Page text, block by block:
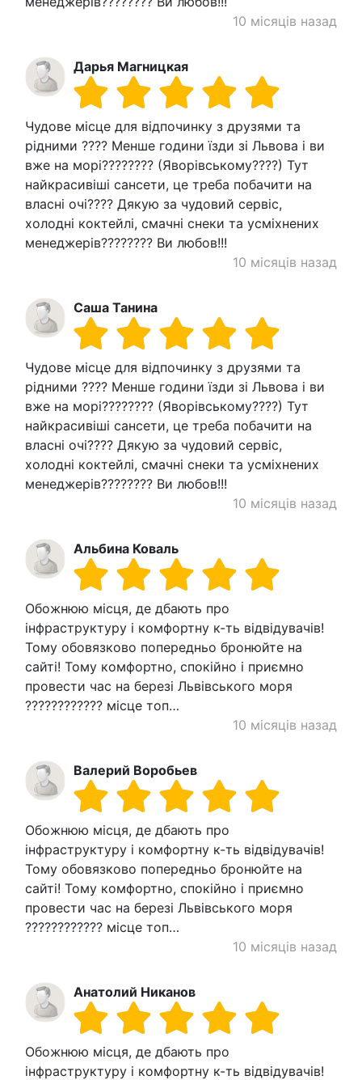
10 місяців назад
Дарья Магницкая
Чудове місце для відпочинку з друзями та
рідними ???? Менше години їзди зі Львова і ви
вже на морі???????? (Яворівському????) Тут
найкрасивіші сансети, це треба побачити на
власні очі???? Дякую за чудовий сервіс,
холодні коктейлі, смачні снеки та усміхнених
менеджерів???????? Ви любов!!!
10 місяців назад
Саша Танина
Чудове місце для відпочинку з друзями та
рідними ???? Менше години їзди зі Львова і ви
вже на морі???????? (Яворівському????) Тут
найкрасивіші сансети, це треба побачити на
власні очі???? Дякую за чудовий сервіс,
холодні коктейлі, смачні снеки та усміхнених
менеджерів???????? Ви любов!!!
10 місяців назад
Альбина Коваль
Обожнюю місця, де дбають про
інфраструктуру і комфортну к-ть відвідувачів!
Тому обовязково попередньо бронюйте на
сайті! Тому комфортно, спокійно і приємно
провести час на березі Львівського моря
???????????? місце топ…
10 місяців назад
Валерий Воробьев
Обожнюю місця, де дбають про
інфраструктуру і комфортну к-ть відвідувачів!
Тому обовязково попередньо бронюйте на
сайті! Тому комфортно, спокійно і приємно
провести час на березі Львівського моря
???????????? місце топ…
10 місяців назад
Анатолий Никанов
Обожнюю місця, де дбають про
інфраструктуру і комфортну к-ть відвідувачів!